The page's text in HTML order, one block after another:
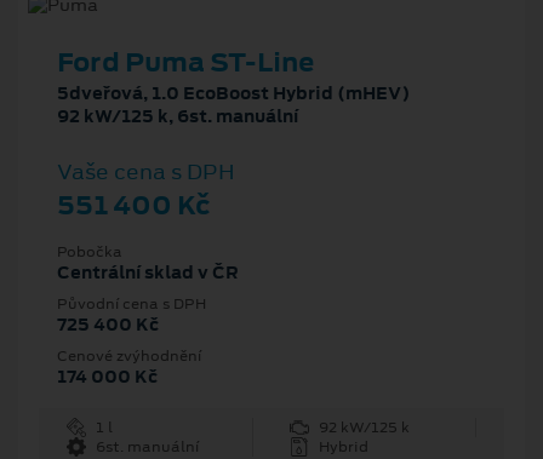
Ford Puma ST-Line
5dveřová, 1.0 EcoBoost Hybrid (mHEV)
92 kW/125 k, 6st. manuální
Vaše cena s DPH
551 400 Kč
Pobočka
Centrální sklad v ČR
Původní cena s DPH
725 400 Kč
Cenové zvýhodnění
174 000 Kč
1 l
92 kW/125 k
6st. manuální
Hybrid